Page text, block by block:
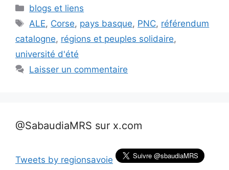
Catégories
blogs et liens
Étiquettes
ALE, Corse, pays basque, PNC, référendum
catalogne, régions et peuples solidaire,
université d'été
Laisser un commentaire
@SabaudiaMRS sur x.com
Tweets by regionsavoie